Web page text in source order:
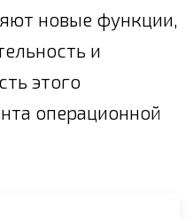
новые функции,
и
этого
операционной